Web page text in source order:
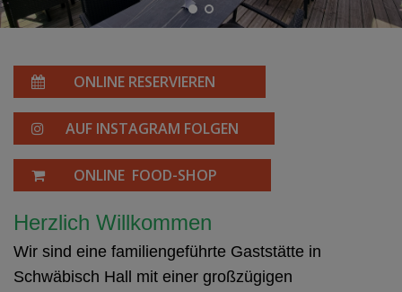
ONLINE RESERVIEREN
AUF INSTAGRAM FOLGEN
ONLINE FOOD-SHOP
Herzlich Willkommen
Wir sind eine familiengeführte Gaststätte in
Schwäbisch Hall mit einer großzügigen